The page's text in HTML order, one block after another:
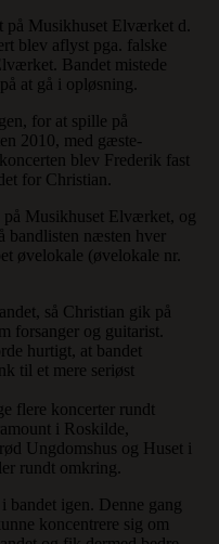
på Musikhuset Elværket d.
blev aflyst pga. falske
Bandet mistede
at gå i opløsning.
for at spille på
2010, med gæste-
blev Frederik fast
for Christian.
på Musikhuset Elværket, og
bandlisten næsten hver
øvelokale (øvelokale nr.
så Christian gik på
forsanger og guitarist.
hurtigt, at bandet
til et mere seriøst
flere koncerter rundt
i Roskilde,
Ungdomshus og Huset i
rundt omkring.
bandet igen. Denne gang
koncentrere sig om